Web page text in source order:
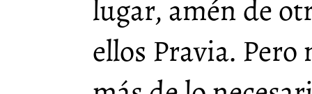
lugar, amén de
ellos Pravia. Pero